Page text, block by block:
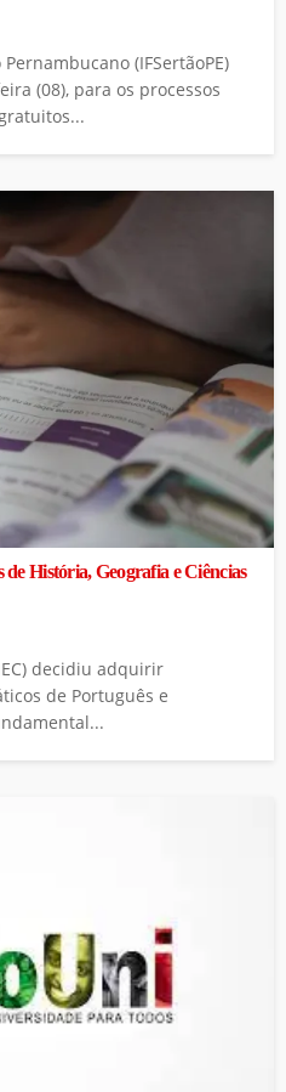
(IFSertãoPE)
(08), para os processos
História, Geografia e Ciências
decidiu adquirir
de Português e